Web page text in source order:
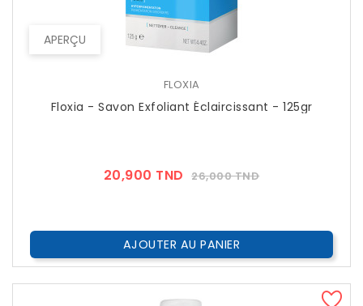
APERÇU
FLOXIA
Floxia - Savon Exfoliant Éclaircissant - 125gr
20,900 TND Prix
26,000 TNDPrix
AJOUTER AU PANIER